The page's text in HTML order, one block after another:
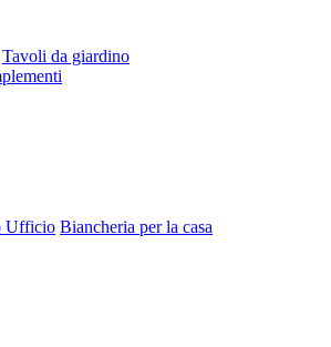
Tavoli da giardino
Ufficio Biancheria per la casa